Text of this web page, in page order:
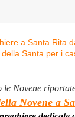
le Novene
Novene a